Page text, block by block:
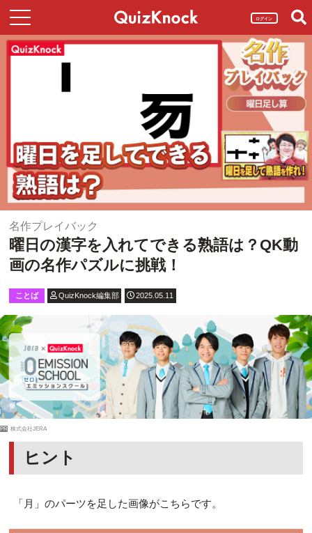
ログイン
名作プレイバック
曜日の漢字を入れてできる熟語は？QK動
画の名作パズルに挑戦！
ことば QuizKnock編集部 2025.05.11
PR 株式会社JERA
ヒント
「月」のパーツを足した画像がこちらです。